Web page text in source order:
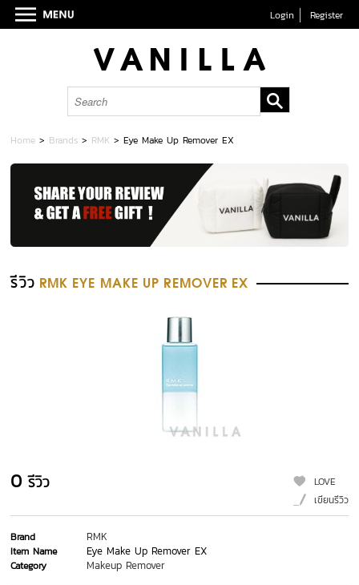
Login Register
Home > Brands > RMK >Eye Make Up Remover EX
รีวิว RMK EYE MAKE UP REMOVER EX
0 รีวิว
LOVE
เขียนรีวิว
Brand RMK
Item Name Eye Make Up Remover EX
Category Makeup Remover